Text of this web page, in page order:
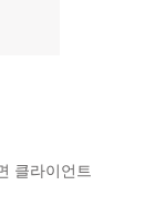
클라이언트